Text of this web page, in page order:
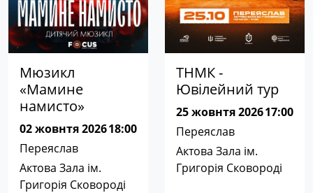
Мюзикл
«Мамине
намисто»
02 жовнтя 202618:00
Переяслав
Актова Зала ім.
Григорія Сковороді
ТНМК -
Ювілейний тур
25 жовнтя 202617:00
Переяслав
Актова Зала ім.
Григорія Сковороді